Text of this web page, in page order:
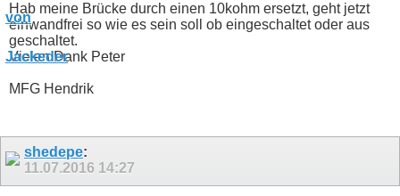
Hab meine Brücke durch einen 10kohm ersetzt, geht jetzt
einwandfrei so wie es sein soll ob eingeschaltet oder aus
geschaltet.
Vielen Dank Peter
MFG Hendrik
shedepe:
11.07.2016 14:27